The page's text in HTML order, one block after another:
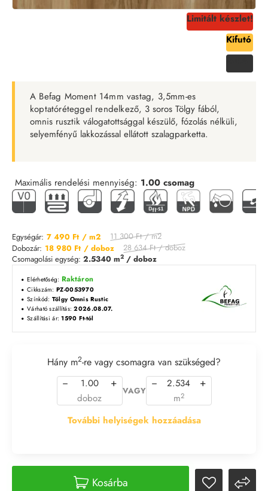
Limitált készlet!
Kifutó
-34%
A Befag Moment 14mm vastag, 3,5mm-es
koptatóréteggel rendelkező, 3 soros Tölgy fából,
omnis rusztik válogatottsággal készülő, fózolás nélküli,
selyemfényű lakkozással ellátott szalagparketta.
Egységár: 7 490 Ft / m2 11 300 Ft / m2
Dobozár: 18 980 Ft / doboz 28 634 Ft / doboz
Csomagolási egység: 2.5340 m2 / doboz
Elérhetőség: Raktáron
Cikkszám: PZ-0053970
Színkód: Tölgy Omnis Rustic
Várható szállítás: 2026.08.07.
Szállítási ár: 1590 Ft-tól
További helyiségek hozzáadása
Hány m2-re vagy csomagra van szükséged?
− +
doboz
VAGY
− +
m2
Kosárba
Maximális rendelési mennyiség: 1.00 csomag